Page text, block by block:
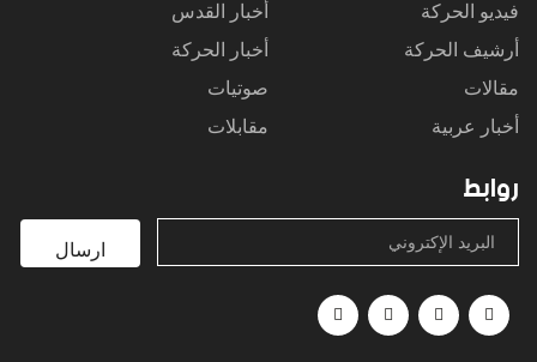
فيديو الحركة
أخبار القدس
أرشيف الحركة
أخبار الحركة
مقالات
صوتيات
أخبار عربية
مقابلات
روابط
البريد الإكتروني ارسال